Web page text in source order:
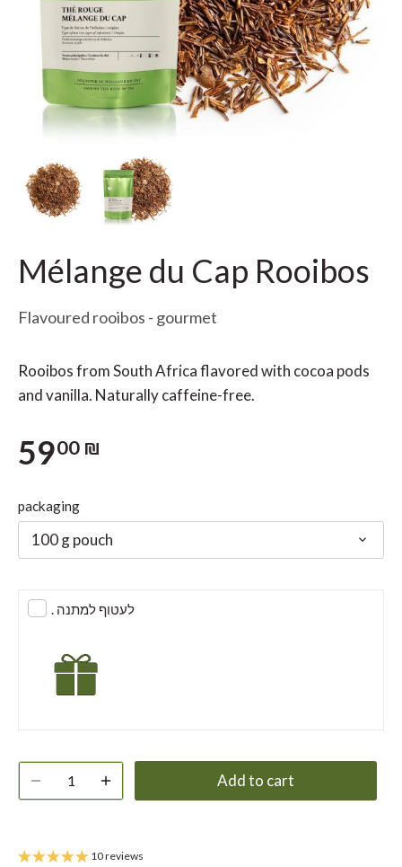
Mélange du Cap Rooibos
Flavoured rooibos - gourmet
Rooibos from South Africa flavored with cocoa pods
and vanilla. Naturally caffeine-free.
5900 ₪
packaging
100 g pouch
. לעטוף למתנה
Add to cart
10 reviews